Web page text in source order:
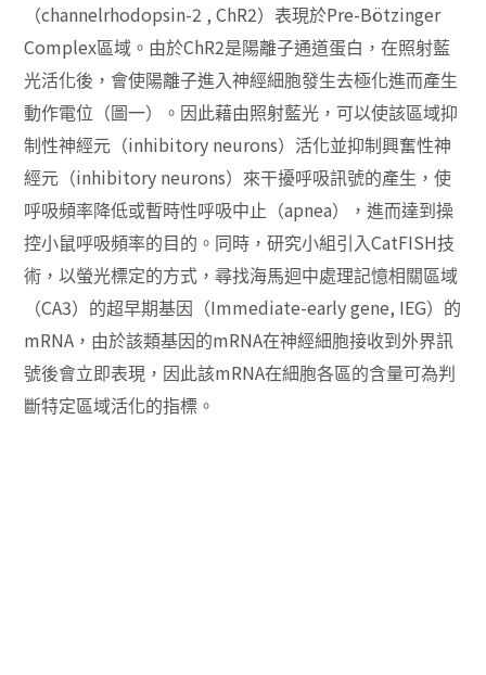
（channelrhodopsin-2 , ChR2）表現於Pre-Bötzinger
Complex 區域。由於ChR2是陽離子通道蛋白，在照射藍
光活化後，會使陽離子進入神經細胞發生去極化進而產生
動作電位（圖一）。因此藉由照射藍光，可以使該區域抑
制性神經元（inhibitory neurons）活化並抑制興奮性神
經元（inhibitory neurons）來干擾呼吸訊號的產生，使
呼吸頻率降低或暫時性呼吸中止（apnea），進而達到操
控小鼠呼吸頻率的目的。同時，研究小組引入CatFISH技
術，以螢光標定的方式，尋找海馬迴中處理記憶相關區域
（CA3）的超早期基因（Immediate-early gene, IEG）的
mRNA ，由於該類基因的mRNA在神經細胞接收到外界訊
號後會立即表現，因此該mRNA在細胞各區的含量可為判
斷特定區域活化的指標。